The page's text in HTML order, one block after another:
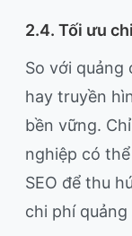
2.4. Tối ưu
So với quảng
hay truyền
bền vững.
nghiệp có
SEO để thu
chi phí quảng